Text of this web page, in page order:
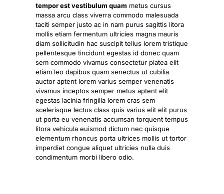
tempor est vestibulum quam metus cursus
massa arcu class viverra commodo malesuada
taciti semper justo ac in nam purus sagittis litora
mollis etiam fermentum ultricies magna mauris
diam sollicitudin hac suscipit tellus lorem tristique
pellentesque tincidunt egestas id donec quam
sem commodo vivamus consectetur platea elit
etiam leo dapibus quam senectus ut cubilia
auctor aptent lorem varius semper venenatis
vivamus inceptos semper metus aptent elit
egestas lacinia fringilla lorem cras sem
scelerisque lectus class quis varius elit elit purus
ut porta eu venenatis accumsan torquent tempus
litora vehicula euismod dictum nec quisque
elementum rhoncus porta ultrices mollis ut tortor
imperdiet congue aliquet ultricies nulla duis
condimentum morbi libero odio.